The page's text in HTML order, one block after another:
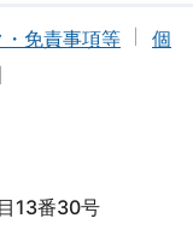
免責事項等
個
13番30号